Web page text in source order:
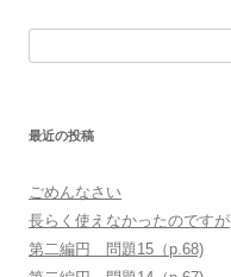
最近の投稿
ごめんなさい
長らく使えなかったのですが
第二編円 問題15（p.68)